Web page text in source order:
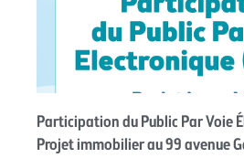
Participation du Public Par Voie
Projet immobilier au 99 avenue